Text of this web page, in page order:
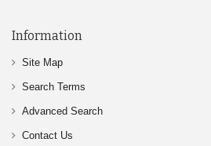
Information
Site Map
Search Terms
Advanced Search
Contact Us